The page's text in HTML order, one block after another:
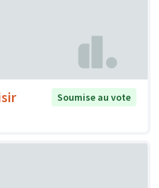
Soumise au vote